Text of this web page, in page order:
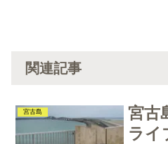
関連記事
宮古島
宮古
ライ